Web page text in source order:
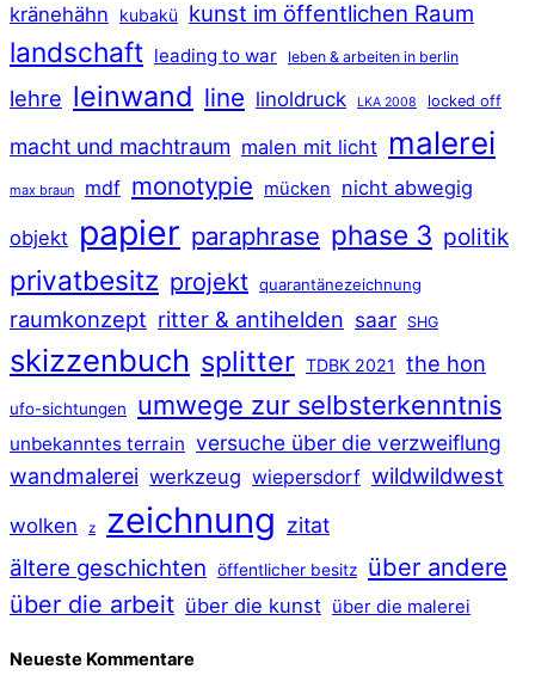
kränehähn kubakü kunst im öffentlichen Raum
landschaft leading to war leben & arbeiten in berlin
lehre leinwand line linoldruck LKA 2008 locked off
macht und machtraum malen mit licht malerei
max braun mdf monotypie mücken nicht abwegig
objekt papier paraphrase phase 3 politik
privatbesitz projekt quarantänezeichnung
raumkonzept ritter & antihelden saar SHG
skizzenbuch splitter TDBK 2021 the hon
ufo-sichtungen umwege zur selbsterkenntnis
unbekanntes terrain versuche über die verzweiflung
wandmalerei werkzeug wiepersdorf wildwildwest
wolken z zeichnung zitat
ältere geschichten öffentlicher besitz über andere
über die arbeit über die kunst über die malerei
Neueste Kommentare